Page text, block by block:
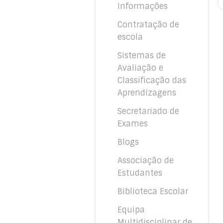
Informações
Contratação de
escola
Sistemas de
Avaliação e
Classificação das
Aprendizagens
Secretariado de
Exames
Blogs
Associação de
Estudantes
Biblioteca Escolar
Equipa